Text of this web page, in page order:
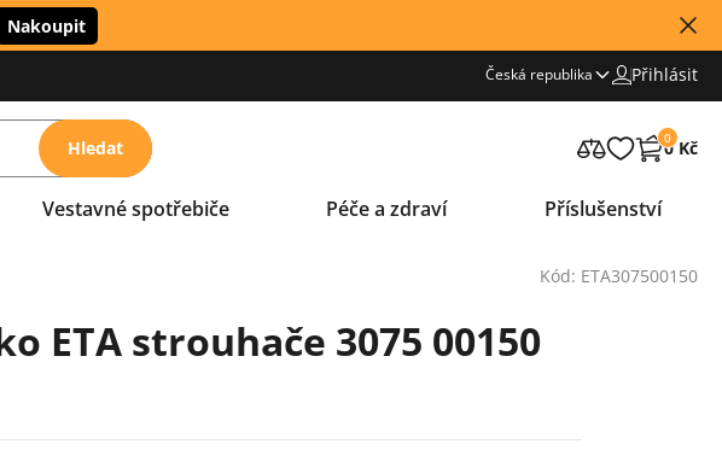
Nakoupit
Česká republika Přihlásit
Hledat 0
0 Kč
Vestavné spotřebiče Péče a zdraví Příslušenství
Kód: ETA307500150
ETA strouhače 3075 00150
5 (0 recenzí)